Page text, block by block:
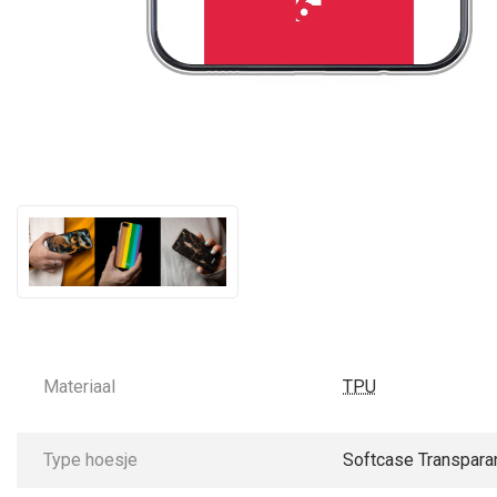
Materiaal TPU
Type hoesje Softcase